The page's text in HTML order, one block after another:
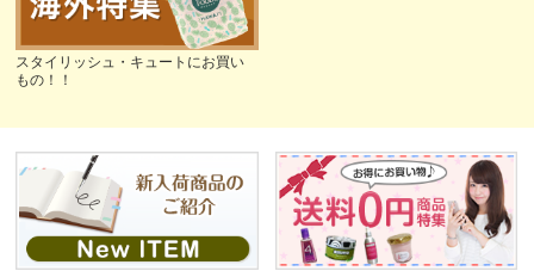
スタイリッシュ・キュートにお買い
もの！！